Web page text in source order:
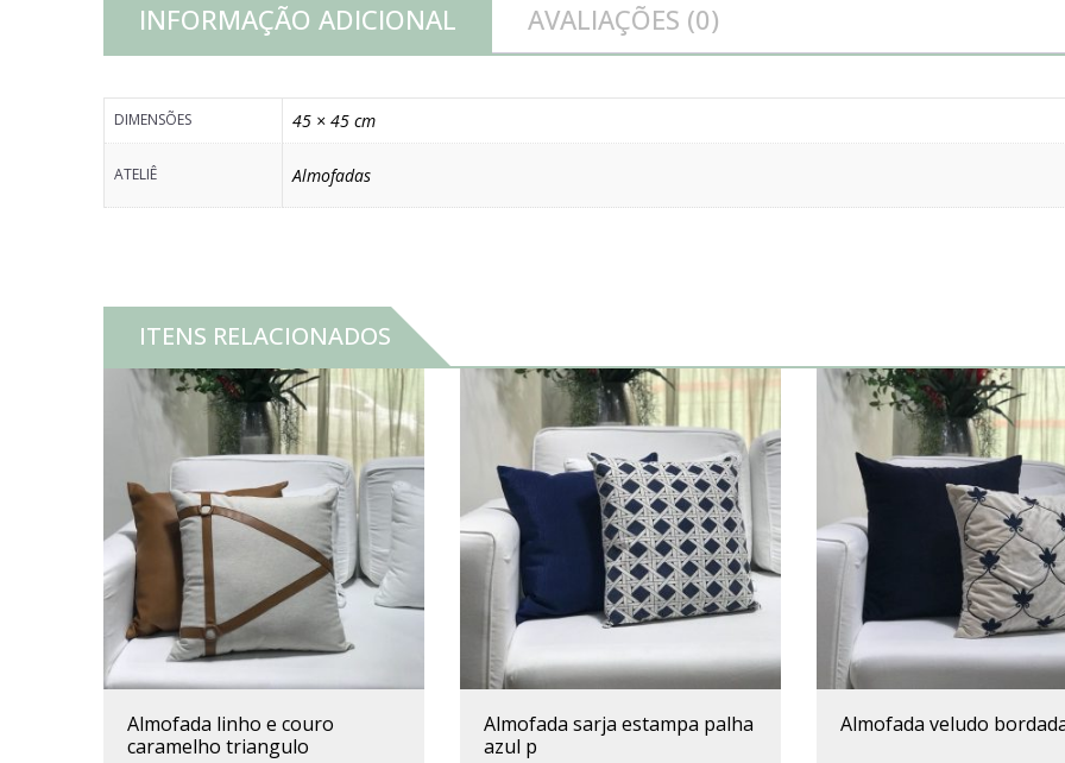
INFORMAÇÃO ADICIONAL AVALIAÇÕES (0)
DIMENSÕES 45 × 45 cm
ATELIÊ Almofadas
ITENS RELACIONADOS
almofada linho e couro
caramelho triangulo
almofada sarja estampa palha
azul p
almofada veludo